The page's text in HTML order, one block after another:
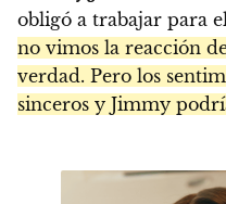
obligó a trabajar para
no vimos la reacción
verdad. Pero los
sinceros y Jimmy